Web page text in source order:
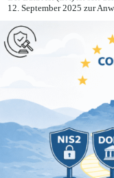
Der Data Act (DA) ist seit
12. September 2025 zur